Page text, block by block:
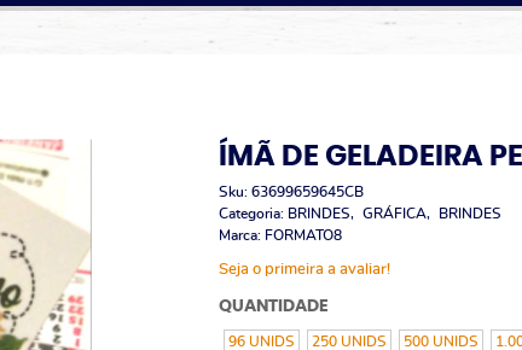
ÍMÃ DE GELADEIRA
Sku: 63699659645CB
Categoria: BRINDES GRÁFICA
BRINDES
Marca: FORMATO8
Seja o primeira a avaliar!
QUANTIDADE
96 UNIDS 250 UNIDS 500 UNIDS